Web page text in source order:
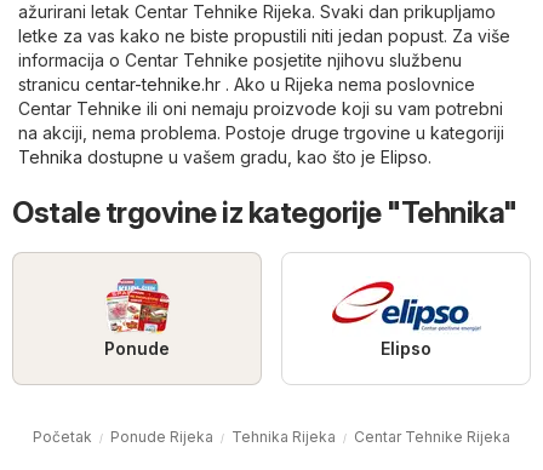
ažurirani letak Centar Tehnike Rijeka. Svaki dan prikupljamo
letke za vas kako ne biste propustili niti jedan popust. Za više
informacija o Centar Tehnike posjetite njihovu službenu
stranicu centar-tehnike.hr . Ako u Rijeka nema poslovnice
Centar Tehnike ili oni nemaju proizvode koji su vam potrebni
na akciji, nema problema. Postoje druge trgovine u kategoriji
Tehnika dostupne u vašem gradu, kao što je Elipso.
Ostale trgovine iz kategorije "Tehnika"
Ponude Elipso
Početak Ponude Rijeka Tehnika Rijeka Centar Tehnike Rijeka